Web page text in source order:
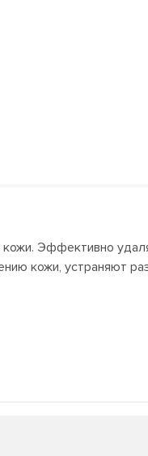
Эффективно
кожи, устраняют